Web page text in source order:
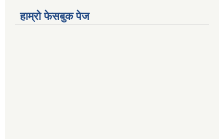
हाम्रो फेसबुक पेज